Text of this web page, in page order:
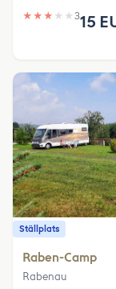
★ ★ ★ ★ ★ 315
Ställplats
Raben-Camp
Rabenau